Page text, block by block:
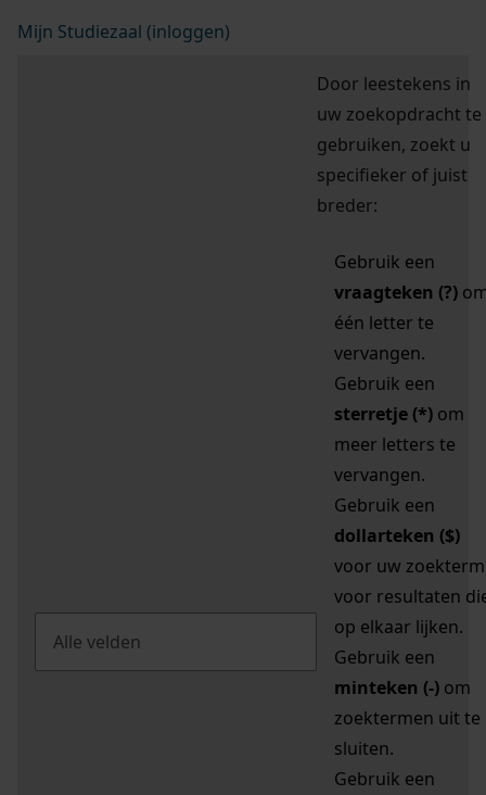
Mijn Studiezaal (inloggen)
Door leestekens in
uw zoekopdracht te
gebruiken, zoekt u
specifieker of juist
breder:
Gebruik een
vraagteken (?)
één letter te
vervangen.
Gebruik een
sterretje (*) om
meer letters te
vervangen.
Gebruik een
dollarteken ($)
voor uw zoekterm
voor resultaten
op elkaar lijken.
Gebruik een
minteken (-) om
zoektermen uit te
sluiten.
Gebruik een